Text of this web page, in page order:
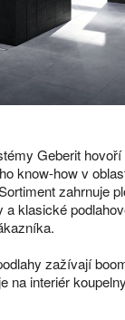
Geberit
know-how v
zahrnuje
a klasické
zažívají
na interiér